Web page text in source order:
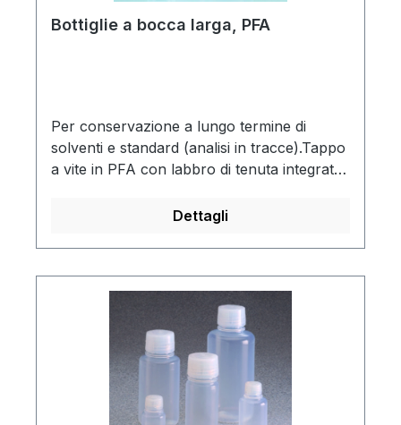
Bottiglie a bocca larga, PFA
Per conservazione a lungo termine di
solventi e standard (analisi in tracce).Tappo
a vite in PFA con labbro di tenuta integrato
temperatura da -200 ºC a +260
Dettagli